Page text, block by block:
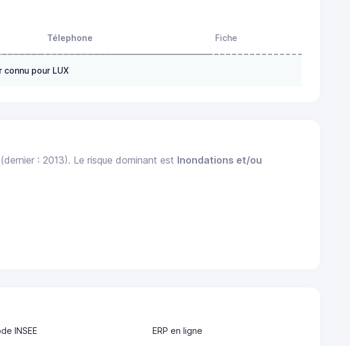
Télephone Fiche
pour LUX
(dernier : 2013). Le risque dominant est Inondations et/ou
INSEE ERP en ligne